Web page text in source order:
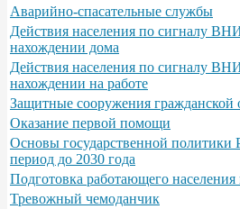
Аварийно-спасательные службы
Действия населения по
нахождении дома
Действия населения по
нахождении на работе
Защитные сооружения гражданской
Оказание первой помощи
Основы государственной политики
период до 2030 года
Подготовка работающего
Тревожный чемоданчик